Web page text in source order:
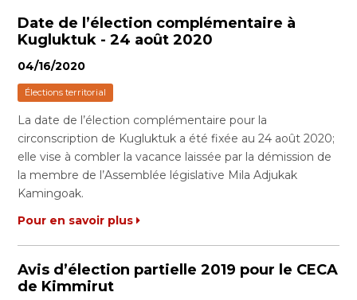
Date de l’élection complémentaire à
Kugluktuk - 24 août 2020
04/16/2020
Élections territorial
La date de l’élection complémentaire pour la
circonscription de Kugluktuk a été fixée au 24 août 2020;
elle vise à combler la vacance laissée par la démission de
la membre de l’Assemblée législative Mila Adjukak
Kamingoak.
Pour en savoir plus
Avis d’élection partielle 2019 pour le CECA
de Kimmirut